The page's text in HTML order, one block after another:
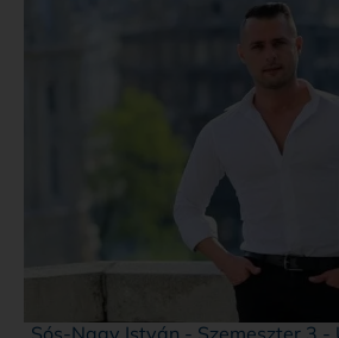
Sós-Nagy István - Szemeszter 3 -